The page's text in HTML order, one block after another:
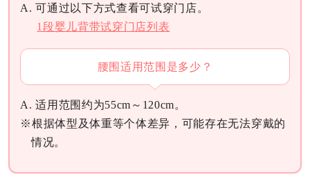
A. 可通过以下方式查看可试穿门店。
1段婴儿背带试穿门店列表
腰围适用范围是多少？
A. 适用范围约为55cm～120cm。
※根据体型及体重等个体差异，可能存在无法穿戴的
情况。